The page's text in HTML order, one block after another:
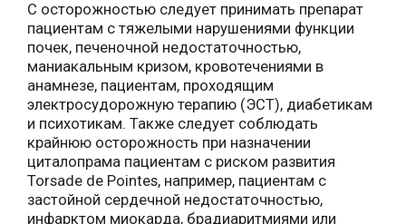
С осторожностью следует принимать препарат
пациентам с тяжелыми нарушениями функции
почек, печеночной недостаточностью,
маниакальным кризом, кровотечениями в
анамнезе, пациентам, проходящим
электросудорожную терапию (ЭСТ), диабетикам
и психотикам. Также следует соблюдать
крайнюю осторожность при назначении
циталопрама пациентам с риском развития
Torsade de Pointes, например, пациентам с
застойной сердечной недостаточностью,
инфарктом миокарда, брадиаритмиями или